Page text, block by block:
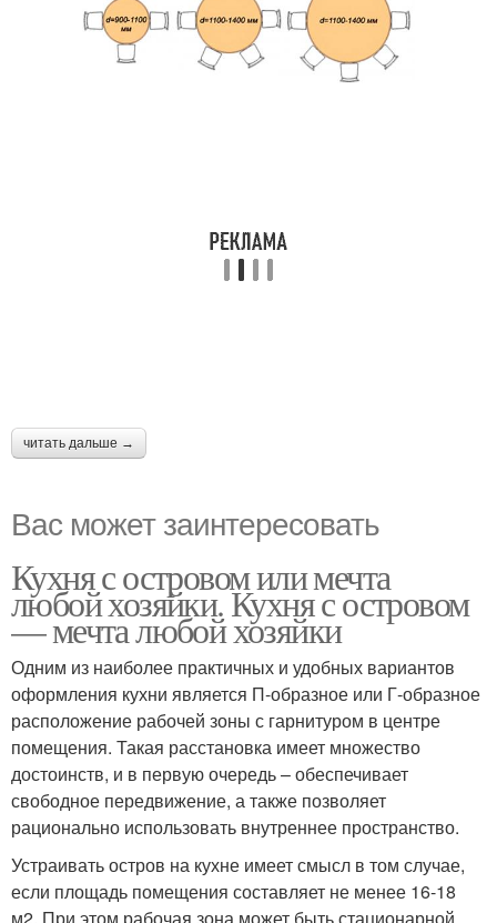
читать дальше →
Вас может заинтересовать
Кухня с островом или мечта
любой хозяйки. Кухня с островом
— мечта любой хозяйки
Одним из наиболее практичных и удобных вариантов
оформления кухни является П-образное или Г-образное
расположение рабочей зоны с гарнитуром в центре
помещения. Такая расстановка имеет множество
достоинств, и в первую очередь – обеспечивает
свободное передвижение, а также позволяет
рационально использовать внутреннее пространство.
Устраивать остров на кухне имеет смысл в том случае,
если площадь помещения составляет не менее 16-18